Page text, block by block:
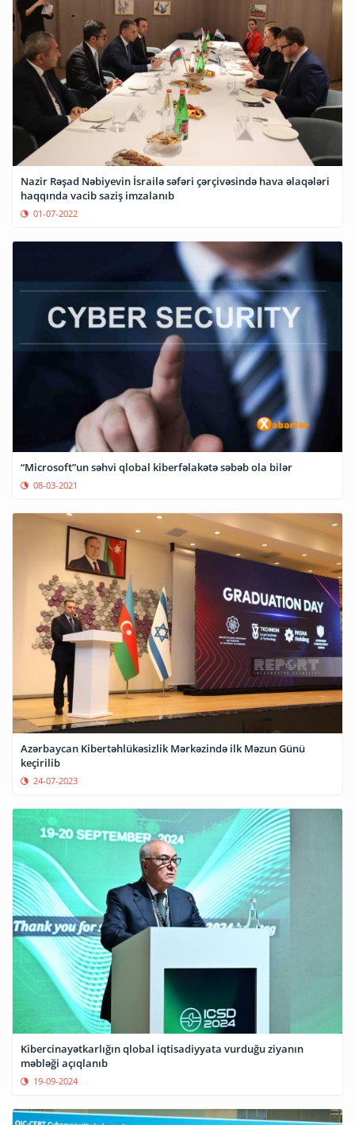
Nazir Rəşad Nəbiyevin İsrailə səfəri çərçivəsində hava əlaqələri
haqqında vacib saziş imzalanıb
01-07-2022
“Microsoft”un səhvi qlobal kiberfəlakətə səbəb ola bilər
08-03-2021
Azərbaycan Kibertəhlükəsizlik Mərkəzində ilk Məzun Günü
keçirilib
24-07-2023
Kibercinayətkarlığın qlobal iqtisadiyyata vurduğu ziyanın
məbləği açıqlanıb
19-09-2024